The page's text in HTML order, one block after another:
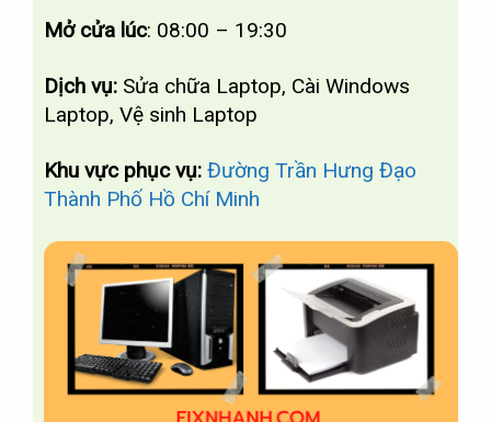
Mở cửa lúc: 08:00 – 19:30
Dịch vụ: Sửa chữa Laptop, Cài Windows
Laptop, Vệ sinh Laptop
Khu vực phục vụ: Đường Trần Hưng Đạo
Thành Phố Hồ Chí Minh